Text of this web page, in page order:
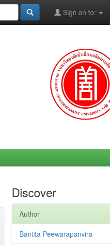
Sign on to:
Discover
Author
Bantita Peewarapanvira